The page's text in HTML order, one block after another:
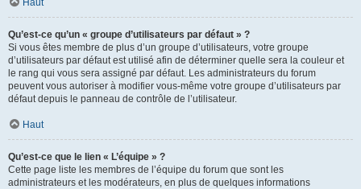
Haut
Qu’est-ce qu’un « groupe d’utilisateurs par défaut » ?
Si vous êtes membre de plus d’un groupe d’utilisateurs, votre groupe
d’utilisateurs par défaut est utilisé afin de déterminer quelle sera la couleur et
le rang qui vous sera assigné par défaut. Les administrateurs du forum
peuvent vous autoriser à modifier vous-même votre groupe d’utilisateurs par
défaut depuis le panneau de contrôle de l’utilisateur.
Haut
Qu’est-ce que le lien « L’équipe » ?
Cette page liste les membres de l’équipe du forum que sont les
administrateurs et les modérateurs, en plus de quelques informations